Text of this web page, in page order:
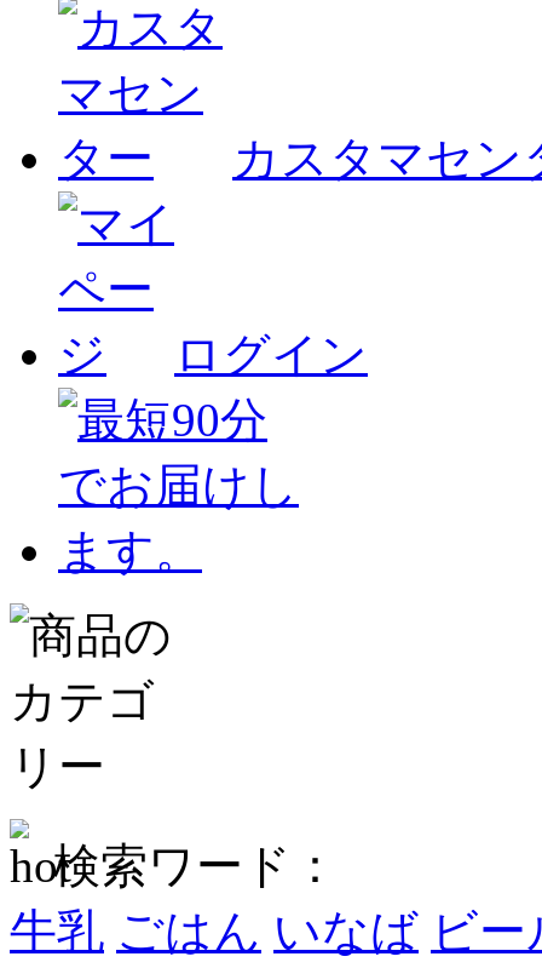
カスタマセン
ログイン
検索ワード：
牛乳 ごはん いなば ビー